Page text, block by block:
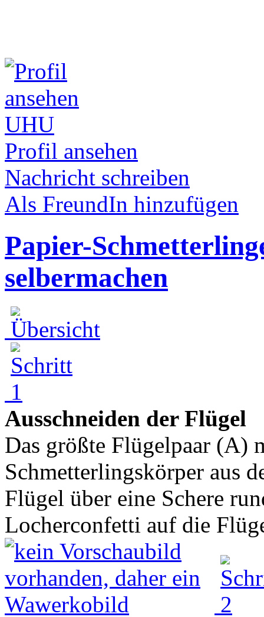
UHU
Profil ansehen
Nachricht schreiben
Als FreundIn hinzufügen
Papier-
selbermachen
Ausschneiden der Flügel
Das größte Flügelpaar (A)
Schmetterlingskörper aus
Flügel über eine Schere
Locherconfetti auf die